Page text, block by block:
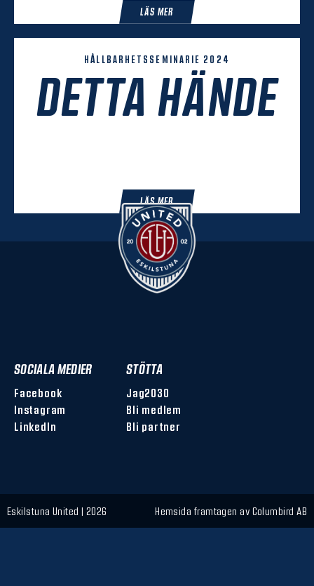
LÄS MER
HÅLLBARHETSSEMINARIE 2024
DETTA HÄNDE
LÄS MER
SOCIALA MEDIER
Facebook
Instagram
LinkedIn
STÖTTA
Jag2030
Bli medlem
Bli partner
Eskilstuna United | 2026 Hemsida framtagen av Columbird AB